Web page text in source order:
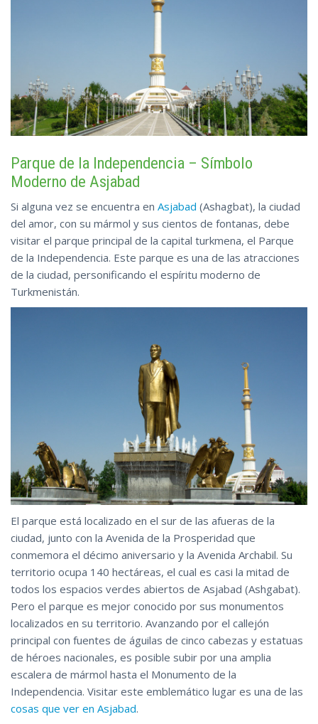
Parque de la Independencia – Símbolo
Moderno de Asjabad
Si alguna vez se encuentra en Asjabad (Ashagbat), la ciudad
del amor, con su mármol y sus cientos de fontanas, debe
visitar el parque principal de la capital turkmena, el Parque
de la Independencia. Este parque es una de las atracciones
de la ciudad, personificando el espíritu moderno de
Turkmenistán.
El parque está localizado en el sur de las afueras de la
ciudad, junto con la Avenida de la Prosperidad que
conmemora el décimo aniversario y la Avenida Archabil. Su
territorio ocupa 140 hectáreas, el cual es casi la mitad de
todos los espacios verdes abiertos de Asjabad (Ashgabat).
Pero el parque es mejor conocido por sus monumentos
localizados en su territorio. Avanzando por el callejón
principal con fuentes de águilas de cinco cabezas y estatuas
de héroes nacionales, es posible subir por una amplia
escalera de mármol hasta el Monumento de la
Independencia. Visitar este emblemático lugar es una de las
cosas que ver en Asjabad.